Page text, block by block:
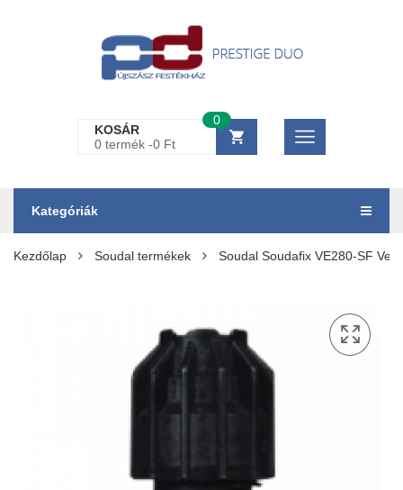
KOSÁR
0 termék -0 Ft
0
Kategóriák
Kezdőlap Soudal termékek Soudal Soudafix VE280-SF